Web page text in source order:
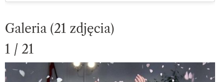
Galeria (21 zdjęcia)
1 / 21